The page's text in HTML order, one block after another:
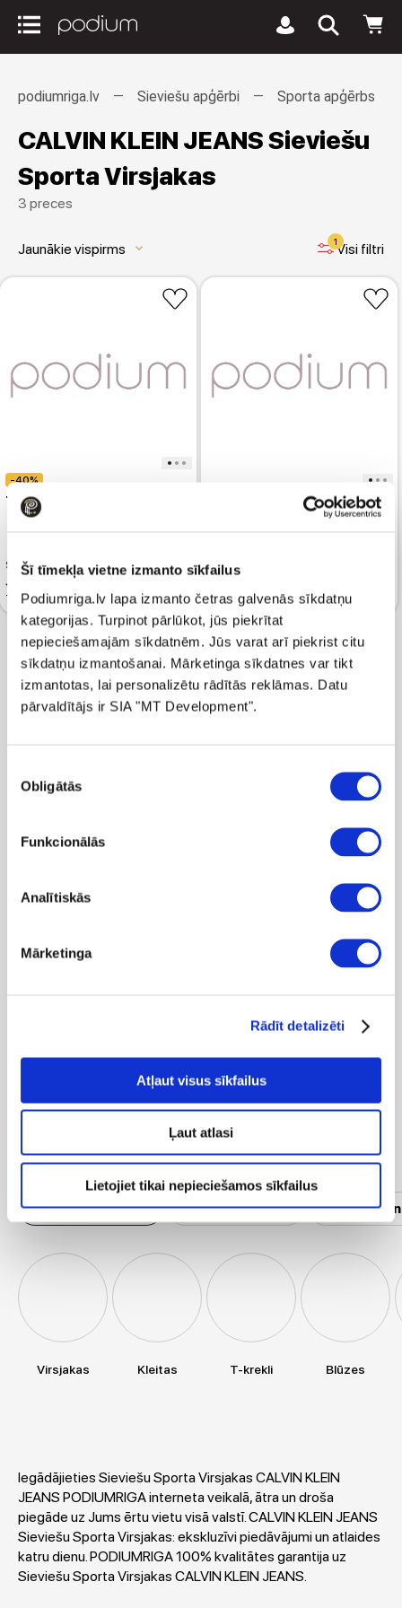
Šī tīmekļa vietne izmanto sīkfailus
Podiumriga.lv lapa izmanto četras galvenās sīkdatņu
kategorijas. Turpinot pārlūkot, jūs piekrītat
nepieciešamajām sīkdatnēm. Jūs varat arī piekrist citu
sīkdatņu izmantošanai. Mārketinga sīkdatnes var tikt
izmantotas, lai personalizētu rādītās reklāmas. Datu
pārvaldītājs ir SIA "MT Development".
izvēle
Obligātās
Funkcionālās
Analītiskās
Mārketinga
Rādīt detalizēti
Atļaut visus sīkfailus
Ļaut atlasi
Lietojiet tikai nepieciešamos sīkfailus
podiumriga.lv Sieviešu apģērbi Sporta apģērbs
CALVIN KLEIN JEANS Sieviešu
Sporta Virsjakas
3 preces
Jaunākie vispirms keyboard_arrow_down 1Visi filtri
-40%
71.99
Sporta jaka CALVIN KLEIN
JEANS Embossed Monologo
Terry Island Lilac
JEANS Monogram Terry Calico
Parādīts 3 preces no 3
Populāras kategorijas
Sieviešu apģērbi Vīriešu apģērbi Sieviešu
Virsjakas Kleitas T-krekli Blūzes
Iegādājieties Sieviešu Sporta Virsjakas CALVIN KLEIN
JEANS PODIUMRIGA interneta veikalā, ātra un droša
piegāde uz Jums ērtu vietu visā valstī. CALVIN KLEIN JEANS
Sieviešu Sporta Virsjakas: ekskluzīvi piedāvājumi un atlaides
katru dienu. PODIUMRIGA 100% kvalitātes garantija uz
Sieviešu Sporta Virsjakas CALVIN KLEIN JEANS.